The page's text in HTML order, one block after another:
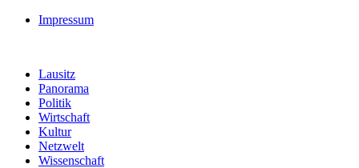
Impressum
Lausitz
Panorama
Politik
Wirtschaft
Kultur
Netzwelt
Wissenschaft